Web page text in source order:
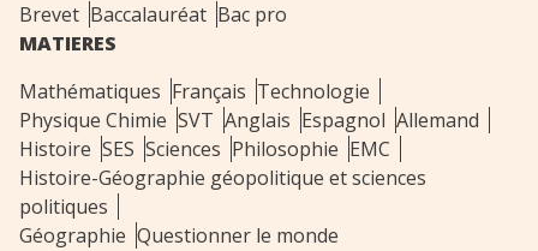
Brevet Baccalauréat Bac pro
MATIERES
Mathématiques Français Technologie
Physique Chimie SVT Anglais Espagnol Allemand
Histoire SES Sciences Philosophie EMC
Histoire-Géographie géopolitique et sciences
politiques
Géographie Questionner le monde